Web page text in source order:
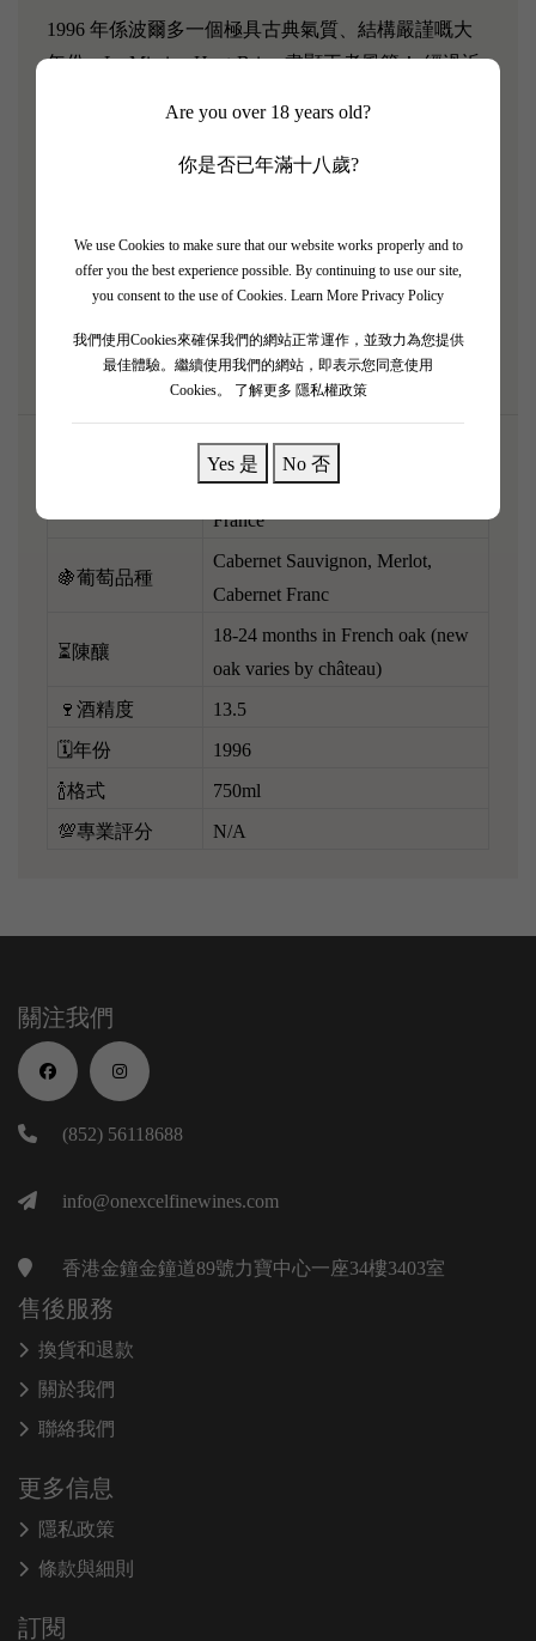
Are you over 18 years old?
你是否已年滿十八歲?
We use Cookies to make sure that our website works properly and to
offer you the best experience possible. By continuing to use our site,
you consent to the use of Cookies. Learn More Privacy Policy
我們使用Cookies來確保我們的網站正常運作，並致力為您提供
最佳體驗。繼續使用我們的網站，即表示您同意使用
Cookies。
了解更多 隱私權政策
Yes 是 No 否
1996 年係波爾多一個極具古典氣質、結構嚴謹嘅大
年份，La Mission Haut-Brion 盡顯王者風範！ 經過近
深邃，充滿純淨嘅黑醋栗、強烈嘅石墨（鉛筆芯）、
有骨架，口感立體，餘韻清脆。 呢支充滿貴族氣質
嘅名酒，強烈建議稍微醒酒，配搭炭火烤厚切牛扒或
者黑椒羊架，肉香完美昇華！
Pessac-Léognan, Bordeaux,
France
🍇葡萄品種
Cabernet Sauvignon, Merlot,
Cabernet Franc
⏳陳釀
18-24 months in French oak (new
oak varies by château)
🍷酒精度 13.5
🗓️年份 1996
🍾格式 750ml
💯專業評分 N/A
關注我們
(852) 56118688
info@onexcelfinewines.com
香港金鐘金鐘道89號力寶中心一座34樓3403室
售後服務
換貨和退款
關於我們
聯絡我們
更多信息
隱私政策
條款與細則
訂閱